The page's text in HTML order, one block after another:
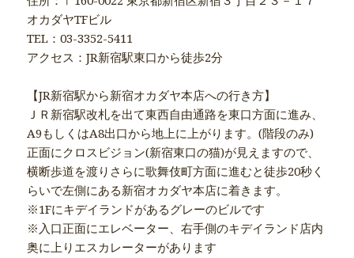
オカダヤTFビル
TEL：03-3352-5411
アクセス：JR新宿駅東口から徒歩2分
【JR新宿駅から新宿オカダヤ本店への行き方】
ＪＲ新宿駅改札を出て東西自由通路を東口方面に進み、
A9もしくはA8出口から地上に上がります。(階段のみ)
正面にクロスビジョン(新宿東口の猫)が見えますので、
横断歩道を渡りさらに歌舞伎町方面に進むと徒歩20秒く
らいで左側にある新宿オカダヤ本店に着きます。
※1Fにキデイランドがあるグレーのビルです
※入口正面にエレベーター、右手側のキデイランド店内
奥に上りエスカレーターがあります